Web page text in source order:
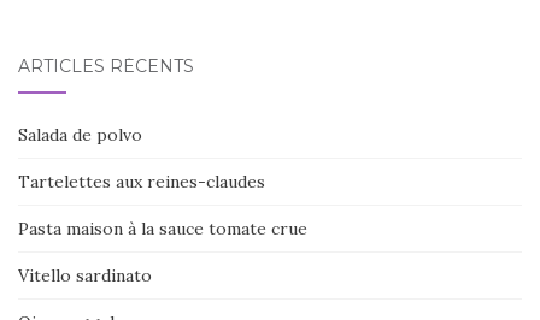
ARTICLES RÉCENTS
Salada de polvo
Tartelettes aux reines-claudes
Pasta maison à la sauce tomate crue
Vitello sardinato